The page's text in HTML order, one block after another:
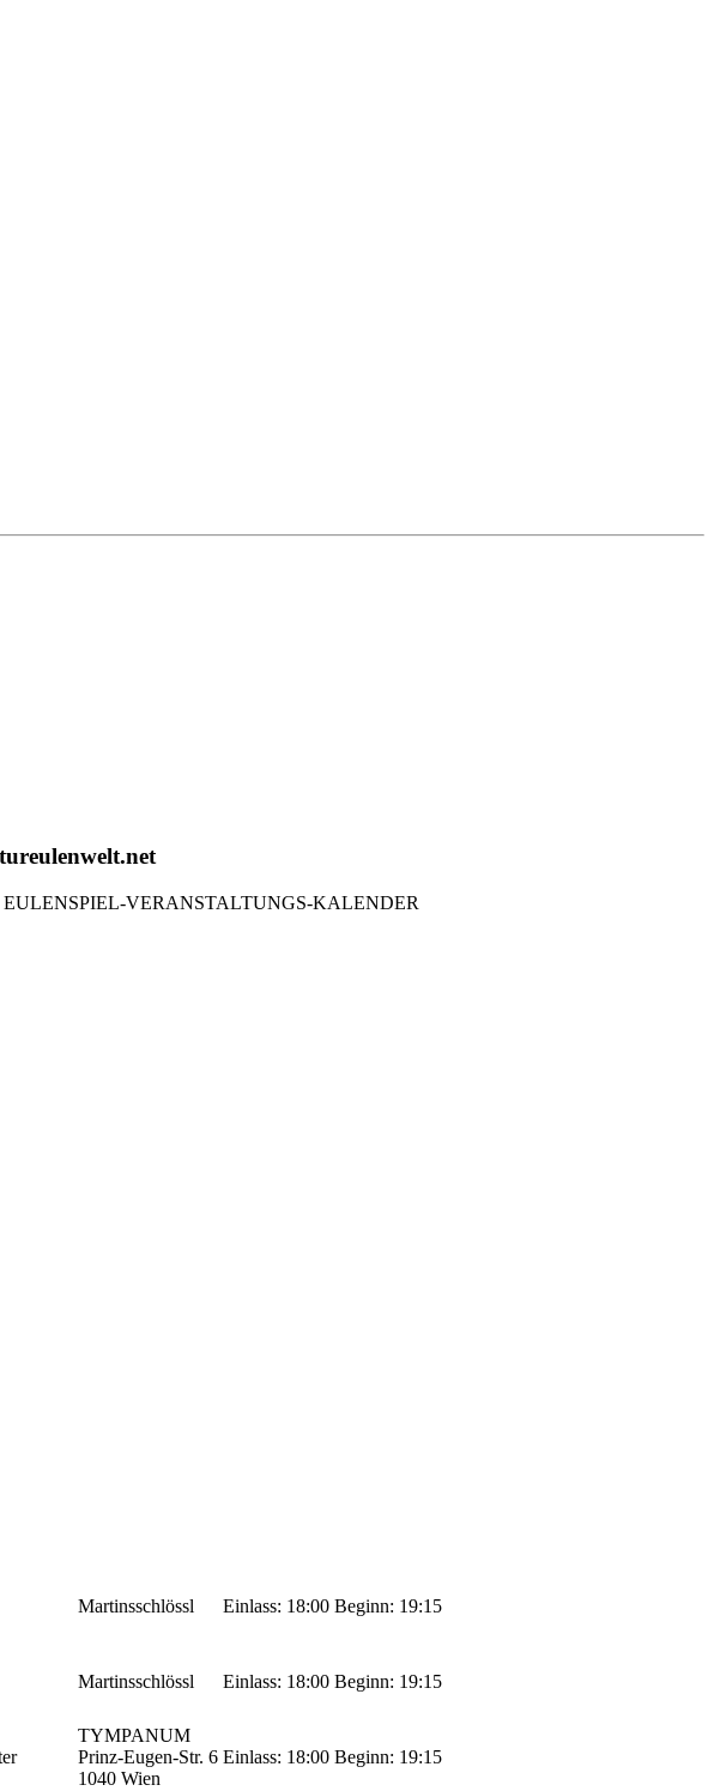
EULENSPIEL-VERANSTALTUNGS-KALENDER
Martinsschlössl Einlass: 18:00 Beginn: 19:15
Martinsschlössl Einlass: 18:00 Beginn: 19:15
TYMPANUM
Prinz-Eugen-Str. 6
1040 Wien
Einlass: 18:00 Beginn: 19:15